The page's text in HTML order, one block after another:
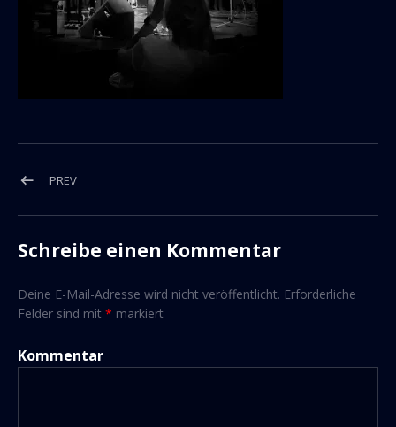
Beitragsnavigation
PREVPOST: UMARMUNG
Schreibe einen Kommentar
Deine E-Mail-Adresse wird nicht veröffentlicht. Erforderliche
Felder sind mit * markiert
Kommentar